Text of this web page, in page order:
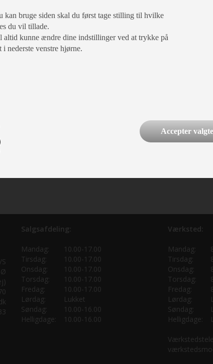
Salgsafdeling:
Mandag:
10.00-17.00
Tirsdag:
10.00-17.00
Onsdag:
10.00-17.00
Torsdag:
10.00-17.00
Fredag:
10.00-17.00
Lørdag:
Lukket
Søndag:
10.00-16.00
Helligdage:
10.00-16.00
Værksted:
Mandag:
Tirsdag:
Onsdag:
Torsdag:
Fredag:
Lørdag:
Søndag:
Helligdage:
kan bruge siden skal du først tage stilling til hvilke
du vil tillade.
altid kunne ændre dine indstillinger ved at trykke på
i nederste venstre hjørne.
Accepter valgte